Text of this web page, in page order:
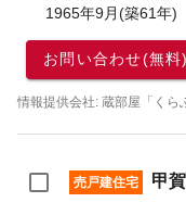
1965年9月(築61年)
お問い合わせ(無料)
情報提供会社: 蔵部屋「くら
売戸建住宅 甲